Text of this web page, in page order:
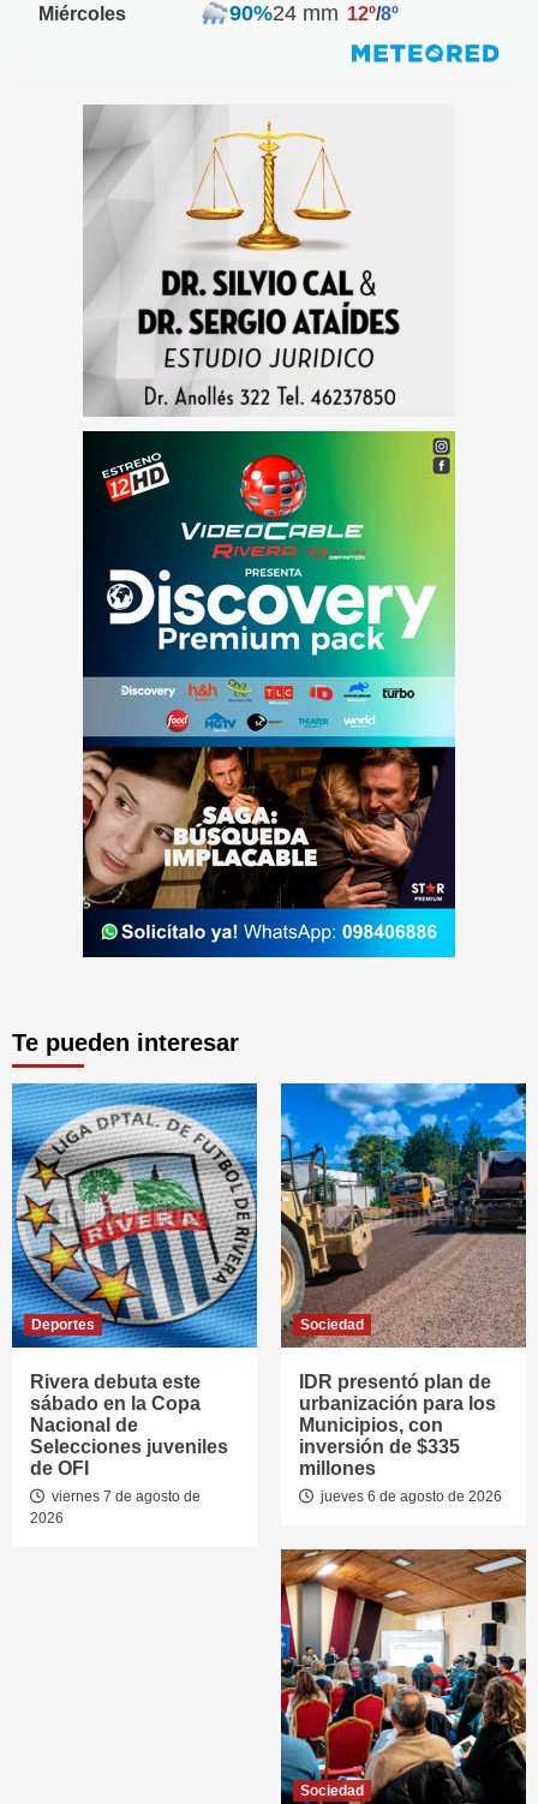
Miércoles 90%24 mm 12º/8º
Te pueden interesar
Deportes
Rivera debuta este
sábado en la Copa
Nacional de
Selecciones juveniles
de OFI
viernes 7 de agosto de
2026
Sociedad
IDR presentó plan de
urbanización para los
Municipios, con
inversión de $335
millones
jueves 6 de agosto de 2026
Sociedad